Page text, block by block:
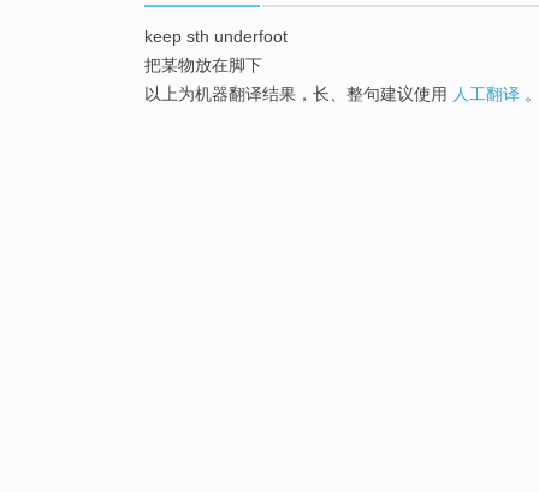
keep sth underfoot
把某物放在脚下
以上为机器翻译结果，长、整句建议使用 人工翻译